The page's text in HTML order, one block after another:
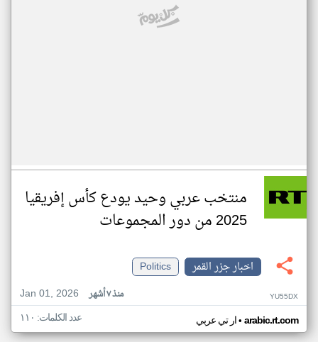
منتخب عربي وحيد يودع كأس إفريقيا
2025 من دور المجموعات
اخبار جزر القمر
Politics
Jan 01, 2026
منذ ٧ أشهر YU55DX
ار تي عربي• arabic.rt.com عدد الكلمات: ١١٠